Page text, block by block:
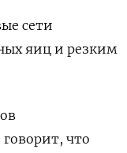
сети
яиц и резким
что